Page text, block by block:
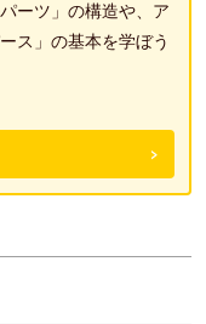
ーツ」の構造や、ア
ス」の基本を学ぼう